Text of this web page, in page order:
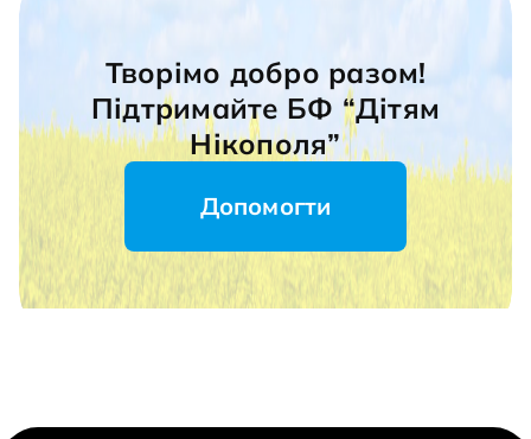
Творімо добро разом!
Підтримайте БФ “Дітям
Нікополя”
Допомогти